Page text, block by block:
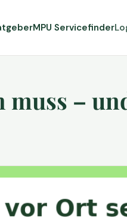
MPU Servicefinder
muss –